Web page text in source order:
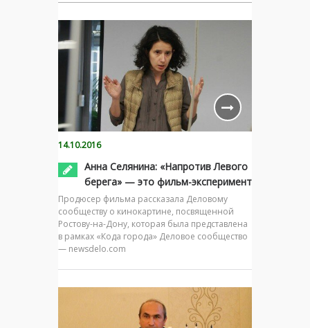
14.10.2016
Анна Селянина: «Напротив Левого
берега» — это фильм-эксперимент
Продюсер фильма рассказала Деловому
сообществу о кинокартине, посвященной
Ростову-на-Дону, которая была представлена
в рамках «Кода города» Деловое сообщество
— newsdelo.com